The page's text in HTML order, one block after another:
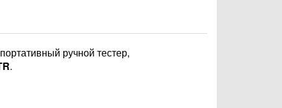
ручной тестер,
.